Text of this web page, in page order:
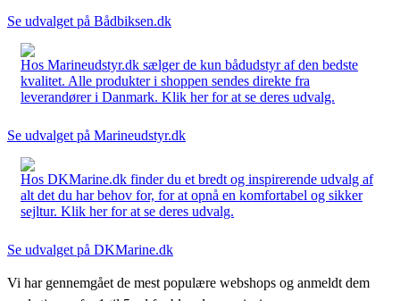
Se udvalget på Bådbiksen.dk
Hos Marineudstyr.dk sælger de kun bådudstyr af den bedste
kvalitet. Alle produkter i shoppen sendes direkte fra
leverandører i Danmark. Klik her for at se deres udvalg.
Se udvalget på Marineudstyr.dk
Hos DKMarine.dk finder du et bredt og inspirerende udvalg af
alt det du har behov for, for at opnå en komfortabel og sikker
sejltur. Klik her for at se deres udvalg.
Se udvalget på DKMarine.dk
Vi har gennemgået de mest populære webshops og anmeldt dem